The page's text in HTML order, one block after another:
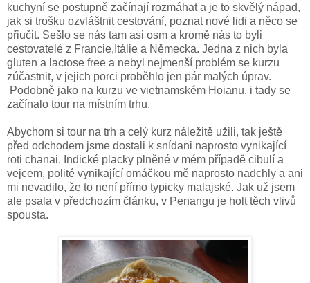
kuchyní se postupně začínají rozmáhat a je to skvělý nápad,
jak si trošku ozvláštnit cestování, poznat nové lidi a něco se
přiučit. Sešlo se nás tam asi osm a kromě nás to byli
cestovatelé z Francie,Itálie a Německa. Jedna z nich byla
gluten a lactose free a nebyl nejmenší problém se kurzu
zúčastnit, v jejich porci proběhlo jen pár malých úprav.
Podobně jako na kurzu ve vietnamském Hoianu, i tady se
začínalo tour na místním trhu.
Abychom si tour na trh a celý kurz náležitě užili, tak ještě
před odchodem jsme dostali k snídani naprosto vynikající
roti chanai. Indické placky plněné v mém případě cibulí a
vejcem, polité vynikající omáčkou mě naprosto nadchly a ani
mi nevadilo, že to není přímo typicky malajské. Jak už jsem
ale psala v předchozím článku, v Penangu je holt těch vlivů
spousta.